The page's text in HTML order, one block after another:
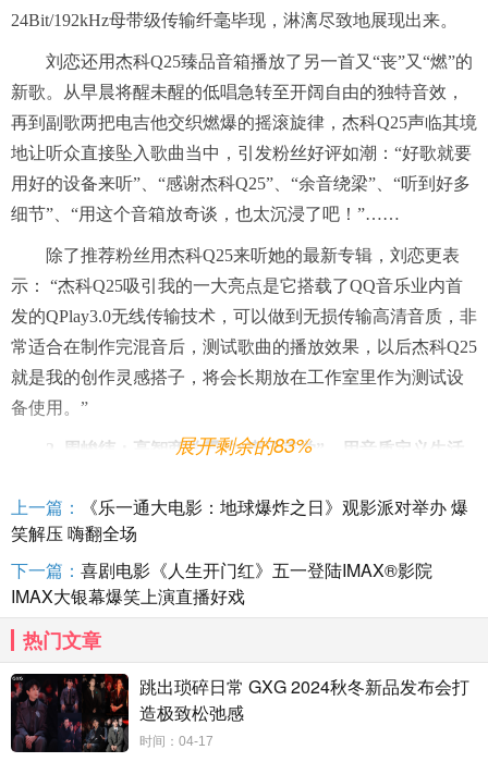
24Bit/192kHz母带级传输纤毫毕现，淋漓尽致地展现出来。
刘恋还用杰科Q25臻品音箱播放了另一首又“丧”又“燃”的
新歌。从早晨将醒未醒的低唱急转至开阔自由的独特音效，
再到副歌两把电吉他交织燃爆的摇滚旋律，杰科Q25声临其境
地让听众直接坠入歌曲当中，引发粉丝好评如潮：“好歌就要
用好的设备来听”、“感谢杰科Q25”、“余音绕梁”、“听到好多
细节”、“用这个音箱放奇谈，也太沉浸了吧！”……
除了推荐粉丝用杰科Q25来听她的最新专辑，刘恋更表
示： “杰科Q25吸引我的一大亮点是它搭载了QQ音乐业内首
发的QPlay3.0无线传输技术，可以做到无损传输高清音质，非
常适合在制作完混音后，测试歌曲的播放效果，以后杰科Q25
就是我的创作灵感搭子，将会长期放在工作室里作为测试设
备使用。”
周峻纬： 高智商学霸的“声活美学”，用音质定义生活
演技派男神、高颜值学霸、戏剧心理疗愈师……多才多
科Q25臻品音箱。
“当清晨的阳光穿透窗帘洒在身上，在杰科和Q音联名的
杰科Q25臻品音箱声中醒来，柔和的音乐缓缓流淌进耳朵，早
起也变得格外惬意。简约的外观设计、清晰立体的环绕音
质，当音乐响起，瞬间赶走一天的疲惫，在悦耳音乐声中反
展开剩余的83%
上一篇：
《乐一通大电影：地球爆炸之日》观影派对举办 爆
笑解压 嗨翻全场
下一篇： 喜剧电影《人生开门红》五一登陆IMAX®影院
IMAX大银幕爆笑上演直播好戏
热门文章
跳出琐碎日常 GXG 2024秋冬新品发布会打
造极致松弛感
时间：04-17